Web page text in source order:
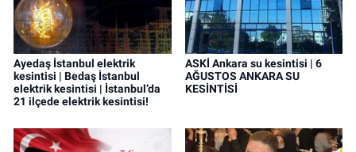
Ayedaş İstanbul elektrik
kesintisi | Bedaş İstanbul
elektrik kesintisi | İstanbul’da
21 ilçede elektrik kesintisi!
ASKİ Ankara su kesintisi | 6
AĞUSTOS ANKARA SU
KESİNTİSİ